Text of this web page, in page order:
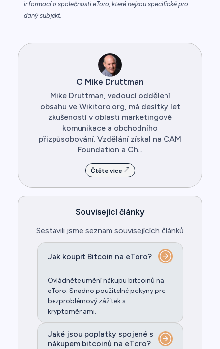
informací o společnosti eToro, které nejsou specifické pro
daný subjekt.
O Mike Druttman
Mike Druttman, vedoucí oddělení
obsahu ve Wikitoro.org, má desítky let
zkušeností v oblasti marketingové
komunikace a obchodního
přizpůsobování. Vzdělání získal na CAM
Foundation a Ch...
Čtěte více
Související články
Sestavili jsme seznam souvisejících článků
Jak koupit Bitcoin na eToro?
Ovládněte umění nákupu bitcoinů na
eToro. Snadno použitelné pokyny pro
bezproblémový zážitek s
kryptoměnami.
Jaké jsou poplatky spojené s
nákupem bitcoinů na eToro?